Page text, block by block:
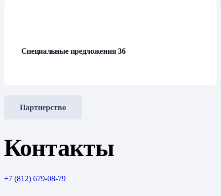
Специальные предложения36
Партнерство
Контакты
+7 (812) 679-08-79